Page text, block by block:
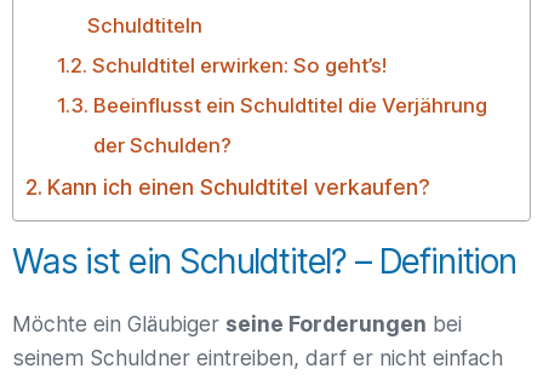
Schuldtiteln
Schuldtitel erwirken: So geht’s!
Beeinflusst ein Schuldtitel die Verjährung
der Schulden?
Kann ich einen Schuldtitel verkaufen?
Was ist ein Schuldtitel? – Definition
Möchte ein Gläubiger seine Forderungen bei
seinem Schuldner eintreiben, darf er nicht einfach